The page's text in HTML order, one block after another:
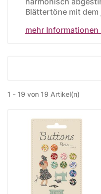
Blättertöne mit
mehr Informationen
1 - 19 von 19 Artikel(n)